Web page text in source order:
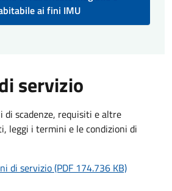
ai fini IMU
servizio
di scadenze, requisiti e altre
leggi i termini e le condizioni di
di servizio (PDF 174.736 KB)